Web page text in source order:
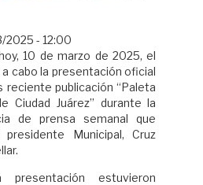
2025 - 12:00
10 de marzo de 2025, el
cabo la presentación oficial
reciente publicación “Paleta
Ciudad Juárez” durante la
de prensa semanal que
Municipal, Cruz
presentación estuvieron